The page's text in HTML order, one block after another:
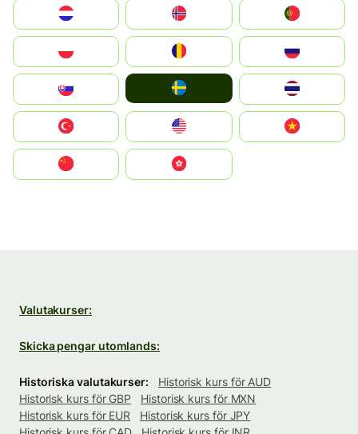
United States
中國香港特別行政區
Valutakurser:
Skicka pengar utomlands:
Historiska valutakurser:
Historisk kurs för AUD
Historisk kurs för GBP
Historisk kurs för MXN
Historisk kurs för EUR
Historisk kurs för JPY